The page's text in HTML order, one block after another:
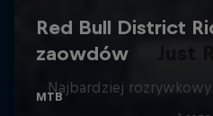
Najbardziej